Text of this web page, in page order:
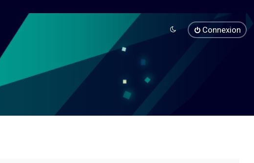
Connexion